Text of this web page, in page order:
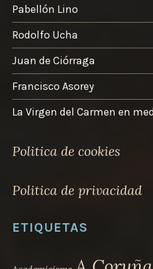
Pabellón Lino
Rodolfo Ucha
Juan de Ciórraga
Francisco Asorey
La Virgen del Carmen en
Politica de cookies
Politica de privacidad
ETIQUETAS